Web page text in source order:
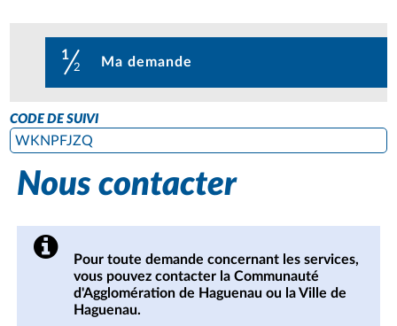
CODE DE SUIVI
WKNPFJZQ
1
2 Ma demande
Nous contacter
Pour toute demande concernant les services,
vous pouvez contacter la Communauté
d'Agglomération de Haguenau ou la Ville de
Haguenau.